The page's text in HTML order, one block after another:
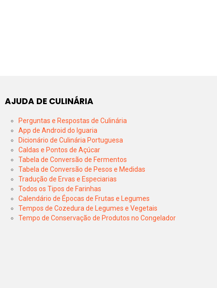
AJUDA DE CULINÁRIA
Perguntas e Respostas de Culinária
App de Android do Iguaria
Dicionário de Culinária Portuguesa
Caldas e Pontos de Açúcar
Tabela de Conversão de Fermentos
Tabela de Conversão de Pesos e Medidas
Tradução de Ervas e Especiarias
Todos os Tipos de Farinhas
Calendário de Épocas de Frutas e Legumes
Tempos de Cozedura de Legumes e Vegetais
Tempo de Conservação de Produtos no Congelador